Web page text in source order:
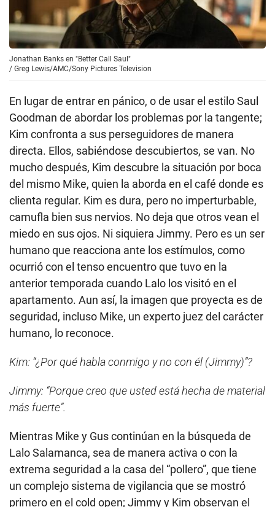
Jonathan Banks en "Better Call Saul"
/ Greg Lewis/AMC/Sony Pictures Television
En lugar de entrar en pánico, o de usar el estilo Saul
Goodman de abordar los problemas por la tangente;
Kim confronta a sus perseguidores de manera
directa. Ellos, sabiéndose descubiertos, se van. No
mucho después, Kim descubre la situación por boca
del mismo Mike, quien la aborda en el café donde es
clienta regular. Kim es dura, pero no imperturbable,
camufla bien sus nervios. No deja que otros vean el
miedo en sus ojos. Ni siquiera Jimmy. Pero es un ser
humano que reacciona ante los estímulos, como
ocurrió con el tenso encuentro que tuvo en la
anterior temporada cuando Lalo los visitó en el
apartamento. Aun así, la imagen que proyecta es de
seguridad, incluso Mike, un experto juez del carácter
humano, lo reconoce.
Kim: “¿Por qué habla conmigo y no con él (Jimmy)”?
Jimmy: “Porque creo que usted está hecha de material
más fuerte”.
Mientras Mike y Gus continúan en la búsqueda de
Lalo Salamanca, sea de manera activa o con la
extrema seguridad a la casa del “pollero”, que tiene
un complejo sistema de vigilancia que se mostró
primero en el cold open; Jimmy y Kim observan el